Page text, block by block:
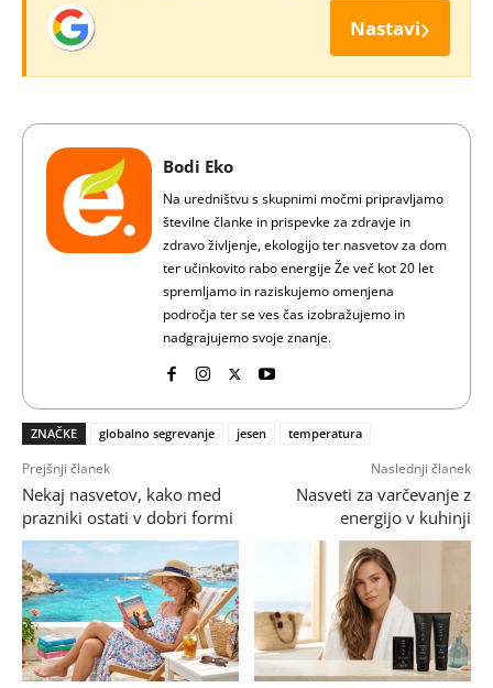
Nastavi›
Bodi Eko
Na uredništvu s skupnimi močmi pripravljamo
številne članke in prispevke za zdravje in
zdravo življenje, ekologijo ter nasvetov za dom
ter učinkovito rabo energije Že več kot 20 let
spremljamo in raziskujemo omenjena
področja ter se ves čas izobražujemo in
nadgrajujemo svoje znanje.
ZNAČKE globalno segrevanje jesen temperatura
Prejšnji članek
Nekaj nasvetov, kako med
prazniki ostati v dobri formi
Naslednji članek
Nasveti za varčevanje z
energijo v kuhinji